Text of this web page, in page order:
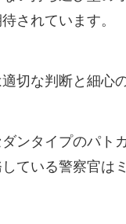
されています。
切な判断と細心
ンタイプのパト
ている警察官は